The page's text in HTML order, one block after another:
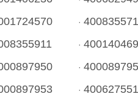
·
·
·
·